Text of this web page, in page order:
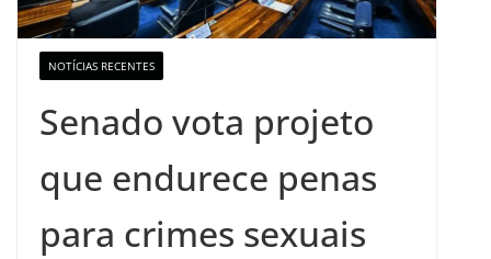
NOTÍCIAS RECENTES
Senado vota projeto
que endurece penas
para crimes sexuais